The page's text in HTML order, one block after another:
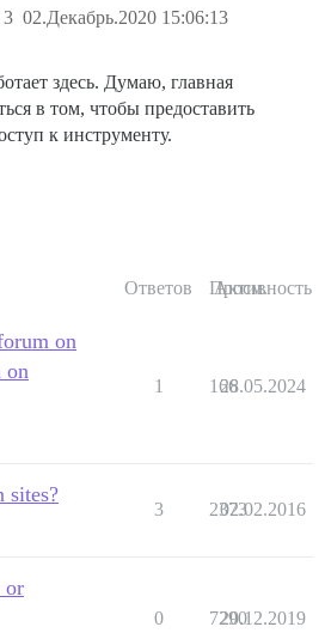
02.Декабрь.2020 15:06:13
3
здесь. Думаю, главная
в том, чтобы предоставить
к инструменту.
Ответов Просм.
Активность
on
on
1 166
28.05.2024
sites?
3 2373
02.02.2016
or
0 7290
20.12.2019